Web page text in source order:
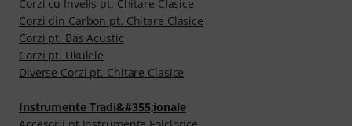
Corzi cu Înveliş pt. Chitare Clasice
Corzi din Carbon pt. Chitare Clasice
Corzi pt. Bas Acustic
Corzi pt. Ukulele
Diverse Corzi pt. Chitare Clasice
Instrumente Tradi&#355;ionale